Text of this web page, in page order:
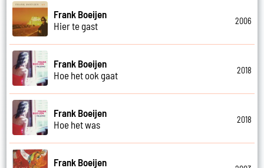
Frank Boeijen
Hier te gast
2006
Frank Boeijen
Hoe het ook gaat
2018
Frank Boeijen
Hoe het was
2018
Frank Boeijen